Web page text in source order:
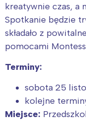
kreatywnie czas, a
Spotkanie będzie
składało z
pomocami
Terminy:
sobota 25
kolejne
Miejsce: